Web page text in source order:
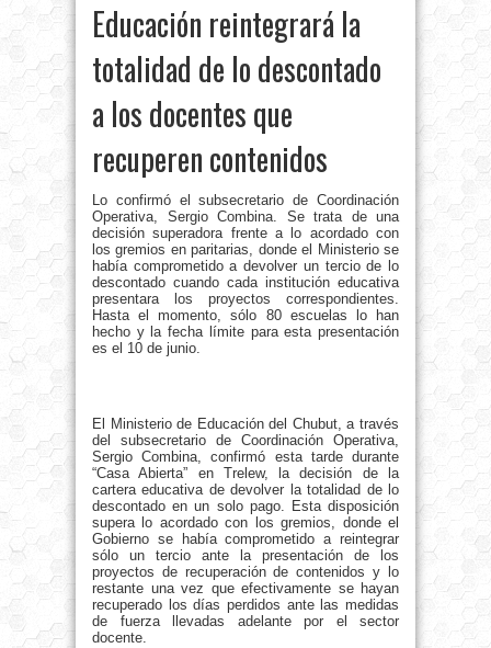
Educación reintegrará la
totalidad de lo descontado
a los docentes que
recuperen contenidos
Lo confirmó el subsecretario de Coordinación
Operativa, Sergio Combina. Se trata de una
decisión superadora frente a lo acordado con
los gremios en paritarias, donde el Ministerio se
había comprometido a devolver un tercio de lo
descontado cuando cada institución educativa
presentara los proyectos correspondientes.
Hasta el momento, sólo 80 escuelas lo han
hecho y la fecha límite para esta presentación
es el 10 de junio.
El Ministerio de Educación del Chubut, a través
del subsecretario de Coordinación Operativa,
Sergio Combina, confirmó esta tarde durante
“Casa Abierta” en Trelew, la decisión de la
cartera educativa de devolver la totalidad de lo
descontado en un solo pago. Esta disposición
supera lo acordado con los gremios, donde el
Gobierno se había comprometido a reintegrar
sólo un tercio ante la presentación de los
proyectos de recuperación de contenidos y lo
restante una vez que efectivamente se hayan
recuperado los días perdidos ante las medidas
de fuerza llevadas adelante por el sector
docente.